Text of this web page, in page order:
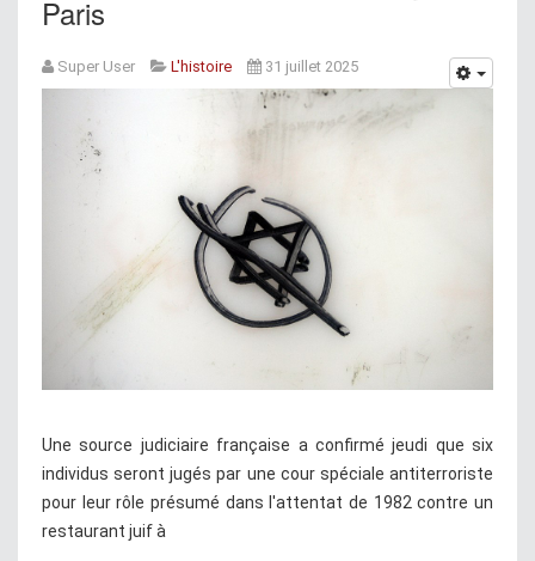
Paris
Super User L'histoire 31 juillet 2025
Une source judiciaire française a confirmé jeudi que six
individus seront jugés par une cour spéciale antiterroriste
pour leur rôle présumé dans l'attentat de 1982 contre un
restaurant juif à